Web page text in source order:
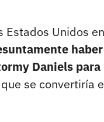
Estados Unidos en
haber
Daniels para
se convertiría